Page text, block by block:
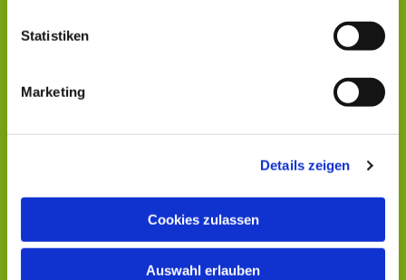
Statistiken
Marketing
Details zeigen
Cookies zulassen
Auswahl erlauben